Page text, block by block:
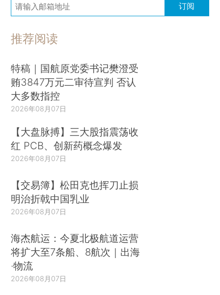
订阅
推荐阅读
特稿｜国航原党委书记樊澄受
贿3847万元二审待宣判 否认
大多数指控
2026年08月07日
【大盘脉搏】三大股指震荡收
红 PCB、创新药概念爆发
2026年08月07日
【交易簿】松田克也挥刀止损
明治折戟中国乳业
2026年08月07日
海杰航运：今夏北极航道运营
将扩大至7条船、8航次｜出海
·物流
2026年08月07日